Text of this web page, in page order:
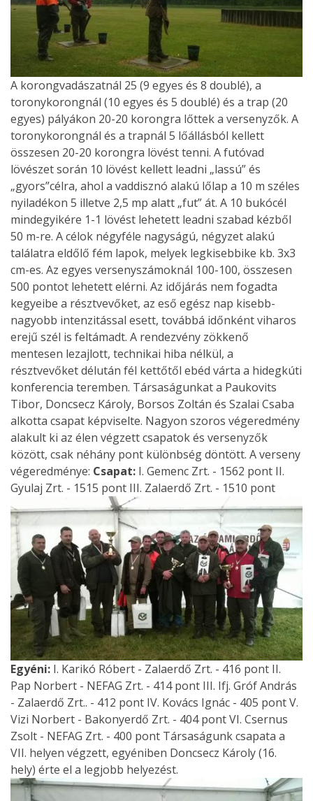
A korongvadászatnál 25 (9 egyes és 8 doublé), a
toronykorongnál (10 egyes és 5 doublé) és a trap (20
egyes) pályákon 20-20 korongra lőttek a versenyzők. A
toronykorongnál és a trapnál 5 lőállásból kellett
összesen 20-20 korongra lövést tenni. A futóvad
lövészet során 10 lövést kellett leadni „lassú” és
„gyors”célra, ahol a vaddisznó alakú lőlap a 10 m széles
nyiladékon 5 illetve 2,5 mp alatt „fut” át. A 10 bukócél
mindegyikére 1-1 lövést lehetett leadni szabad kézből
50 m-re. A célok négyféle nagyságú, négyzet alakú
találatra eldőlő fém lapok, melyek legkisebbike kb. 3x3
cm-es. Az egyes versenyszámoknál 100-100, összesen
500 pontot lehetett elérni. Az időjárás nem fogadta
kegyeibe a résztvevőket, az eső egész nap kisebb-
nagyobb intenzitással esett, továbbá időnként viharos
erejű szél is feltámadt. A rendezvény zökkenő
mentesen lezajlott, technikai hiba nélkül, a
résztvevőket délután fél kettőtől ebéd várta a hidegkúti
konferencia teremben. Társaságunkat a Paukovits
Tibor, Doncsecz Károly, Borsos Zoltán és Szalai Csaba
alkotta csapat képviselte. Nagyon szoros végeredmény
alakult ki az élen végzett csapatok és versenyzők
között, csak néhány pont különbség döntött. A verseny
végeredménye: Csapat: I. Gemenc Zrt. - 1562 pont II.
Gyulaj Zrt. - 1515 pont III. Zalaerdő Zrt. - 1510 pont
Egyéni: I. Karikó Róbert - Zalaerdő Zrt. - 416 pont II.
Pap Norbert - NEFAG Zrt. - 414 pont III. Ifj. Gróf András
- Zalaerdő Zrt.. - 412 pont IV. Kovács Ignác - 405 pontV.
Vizi Norbert - Bakonyerdő Zrt. - 404 pontVI. Csernus
Zsolt - NEFAG Zrt. - 400 pont Társaságunk csapata a
VII. helyen végzett, egyéniben Doncsecz Károly (16.
hely) érte el a legjobb helyezést.